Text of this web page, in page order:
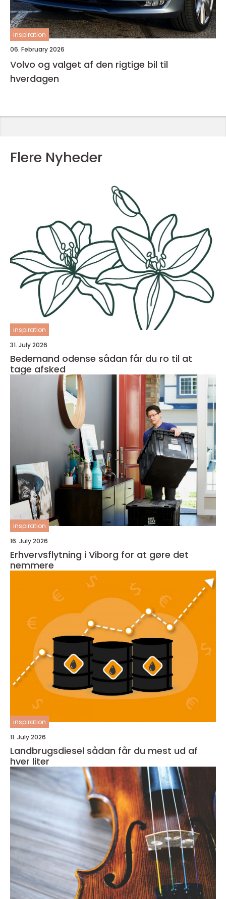
inspiration
06. February 2026
Volvo og valget af den rigtige bil til
hverdagen
Flere Nyheder
inspiration
31. July 2026
Bedemand odense sådan får du ro til at
tage afsked
inspiration
16. July 2026
Erhvervsflytning i Viborg for at gøre det
nemmere
inspiration
11. July 2026
Landbrugsdiesel sådan får du mest ud af
hver liter